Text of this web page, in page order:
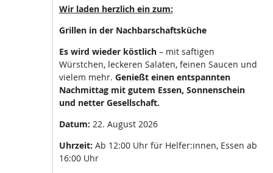
Wir laden herzlich ein zum:
Grillen in der Nachbarschaftsküche
Es wird wieder köstlich – mit saftigen
Würstchen, leckeren Salaten, feinen Saucen und
vielem mehr. Genießt einen entspannten
Nachmittag mit gutem Essen, Sonnenschein
und netter Gesellschaft.
Datum: 22. August 2026
Uhrzeit: Ab 12:00 Uhr für Helfer:innen, Essen ab
16:00 Uhr